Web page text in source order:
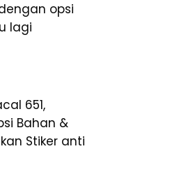
opsi
lagi
651,
Bahan &
Stiker anti